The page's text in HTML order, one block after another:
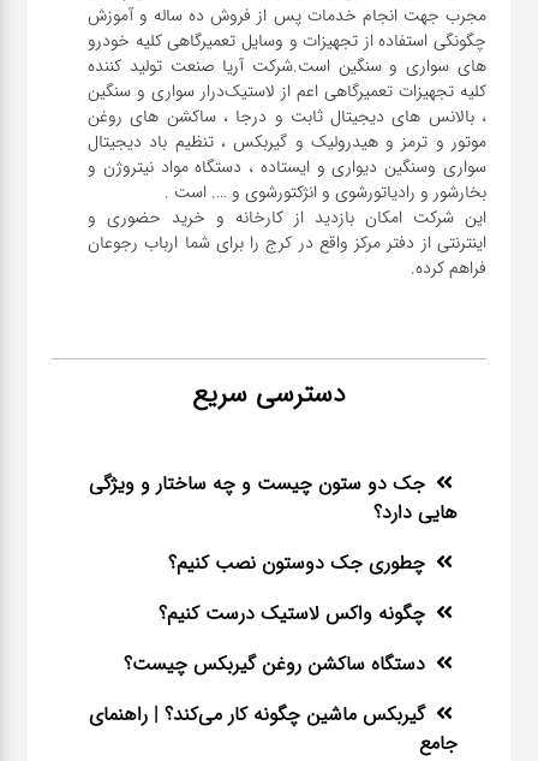
مجرب جهت انجام خدمات پس از فروش ده ساله و آموزش
چگونگی استفاده از تجهیزات و وسایل تعمیرگاهی کلیه خودرو
های سواری و سنگین است.شرکت آریا صنعت تولید کننده
کلیه تجهیزات تعمیرگاهی اعم از لاستیک‌درار سواری و ‌سنگین
، بالانس های دیجیتال ثابت و درجا ، ساکشن های روغن
موتور و ترمز و هیدرولیک و گیربکس ، تنظیم باد دیجیتال
سواری و‌سنگین دیواری و ایستاده ، دستگاه مواد نیتروژن و
این شرکت امکان بازدید از کارخانه و خرید حضوری و
اینترنتی از دفتر مرکز واقع در کرج را برای شما ارباب رجوعان
فراهم کرده.
دسترسی سریع
جک دو ستون چیست و چه ساختار و ویژگی
هایی دارد؟
چطوری جک دوستون نصب کنیم؟
چگونه واکس لاستیک درست کنیم؟
دستگاه ساکشن روغن گیربکس چیست؟
گیربکس ماشین چگونه کار می‌کند؟ | راهنمای
جامع